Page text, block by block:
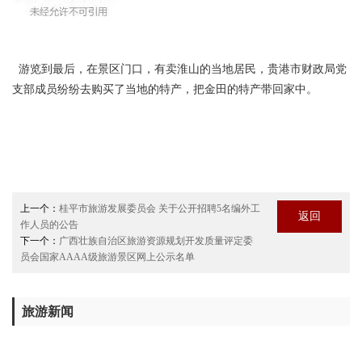
游览到最后，在景区门口，有卖淮山的当地居民， 贵港市财政局党
支部成员纷纷去购买了当地的特产，把金田的特产带回家中。
上一个： 桂平市旅游发展委员会 关于公开招聘5名编外工
作人员的公告
下一个： 广西壮族自治区旅游资源规划开发质量评定委
员会国家AAAA级旅游景区网上公示名单
返回
旅游新闻